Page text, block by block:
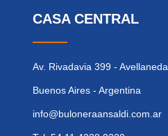
CASA CENTRAL
Av. Rivadavia 399 - Avellaneda
Buenos Aires - Argentina
info@buloneraansaldi.com.ar